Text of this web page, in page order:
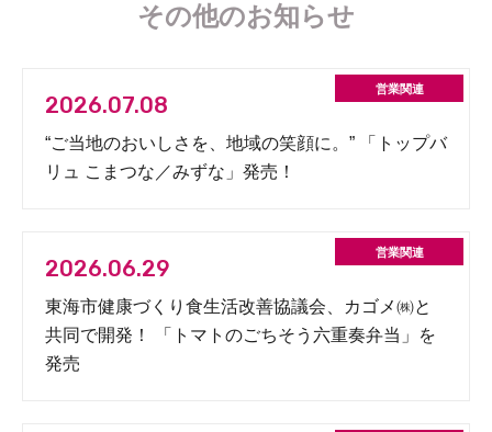
その他のお知らせ
2026.07.08
“ご当地のおいしさを、地域の笑顔に。” 「トップバ
リュ こまつな／みずな」発売！
2026.06.29
東海市健康づくり食生活改善協議会、カゴメ㈱と
共同で開発！ 「トマトのごちそう六重奏弁当」を
発売